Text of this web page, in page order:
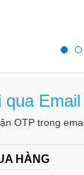
Email
OTP trong
HÀNG